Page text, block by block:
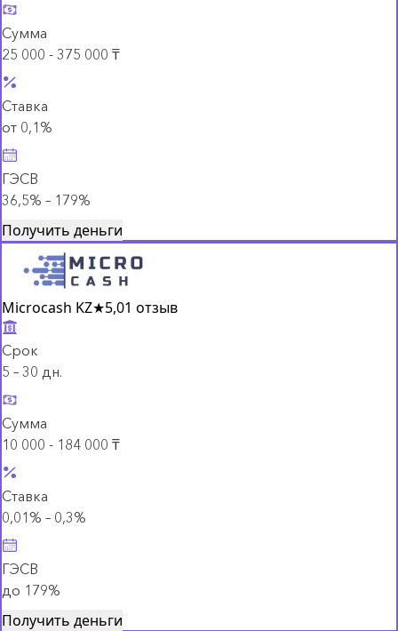
Сумма
25 000 - 375 000 ₸
Ставка
от 0,1%
ГЭСВ
36,5% – 179%
Получить деньги
Microcash KZ★5,01 отзыв
Срок
5 – 30 дн.
Сумма
10 000 - 184 000 ₸
Ставка
0,01% – 0,3%
ГЭСВ
до 179%
Получить деньги